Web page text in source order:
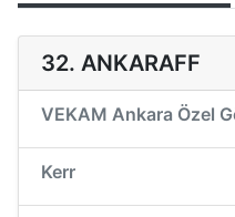
32. ANKARAFF
VEKAM Ankara Özel
Kerr